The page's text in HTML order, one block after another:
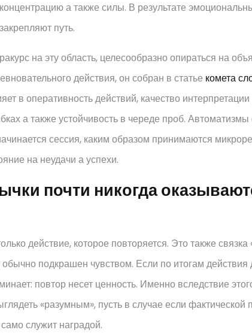
а также силы. В результате
путь.
на эту область, целесообразно опираться на
действия, он собран в статье комета
в оперативность действий, качество интерпретации
а также устойчивость в череде проб.
сессия, каким образом принимаются
на неудачи а успехи.
почти никогда
действие, которое повторяется. Это также
обычно подкрашен чувством. Если по итогам
повтор несет ценность. Именно вследствие
«разумным», пусть в случае если фактической
служит наградой.